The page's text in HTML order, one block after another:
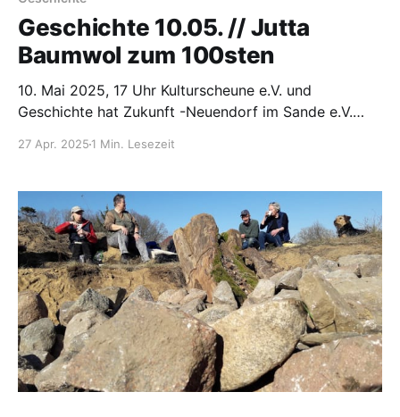
Geschichte 10.05. // Jutta
Baumwol zum 100sten
10. Mai 2025, 17 Uhr Kulturscheune e.V. und
Geschichte hat Zukunft -Neuendorf im Sande e.V.
27 Apr. 2025 1 Min. Lesezeit